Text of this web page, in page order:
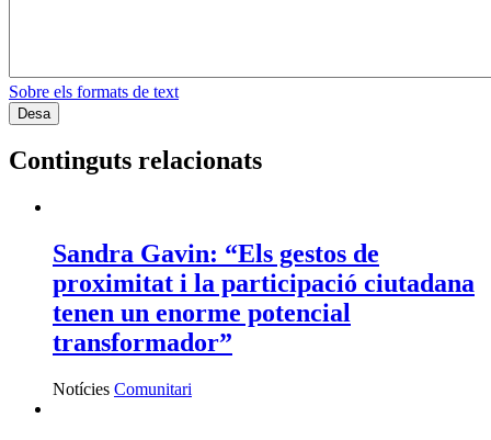
Sobre els formats de text
Continguts relacionats
Sandra Gavin: “Els gestos de
proximitat i la participació ciutadana
tenen un enorme potencial
transformador”
Notícies Comunitari